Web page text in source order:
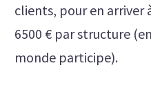
clients, pour en arriver
6500 € par structure
monde participe).